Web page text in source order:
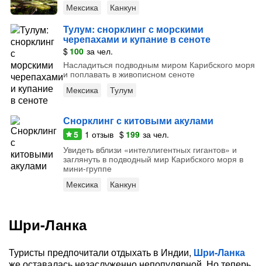
Мексика Канкун
Тулум: снорклинг с морскими
черепахами и купание в сеноте
$ 100 за чел.
Насладиться подводным миром Карибского моря
и поплавать в живописном сеноте
Мексика
Тулум
Снорклинг с китовыми акулами
5 1 отзыв $ 199 за чел.
Увидеть вблизи «интеллигентных гигантов» и
заглянуть в подводный мир Карибского моря в
мини-группе
Мексика
Канкун
Шри-Ланка
Туристы предпочитали отдыхать в Индии, Шри-Ланка